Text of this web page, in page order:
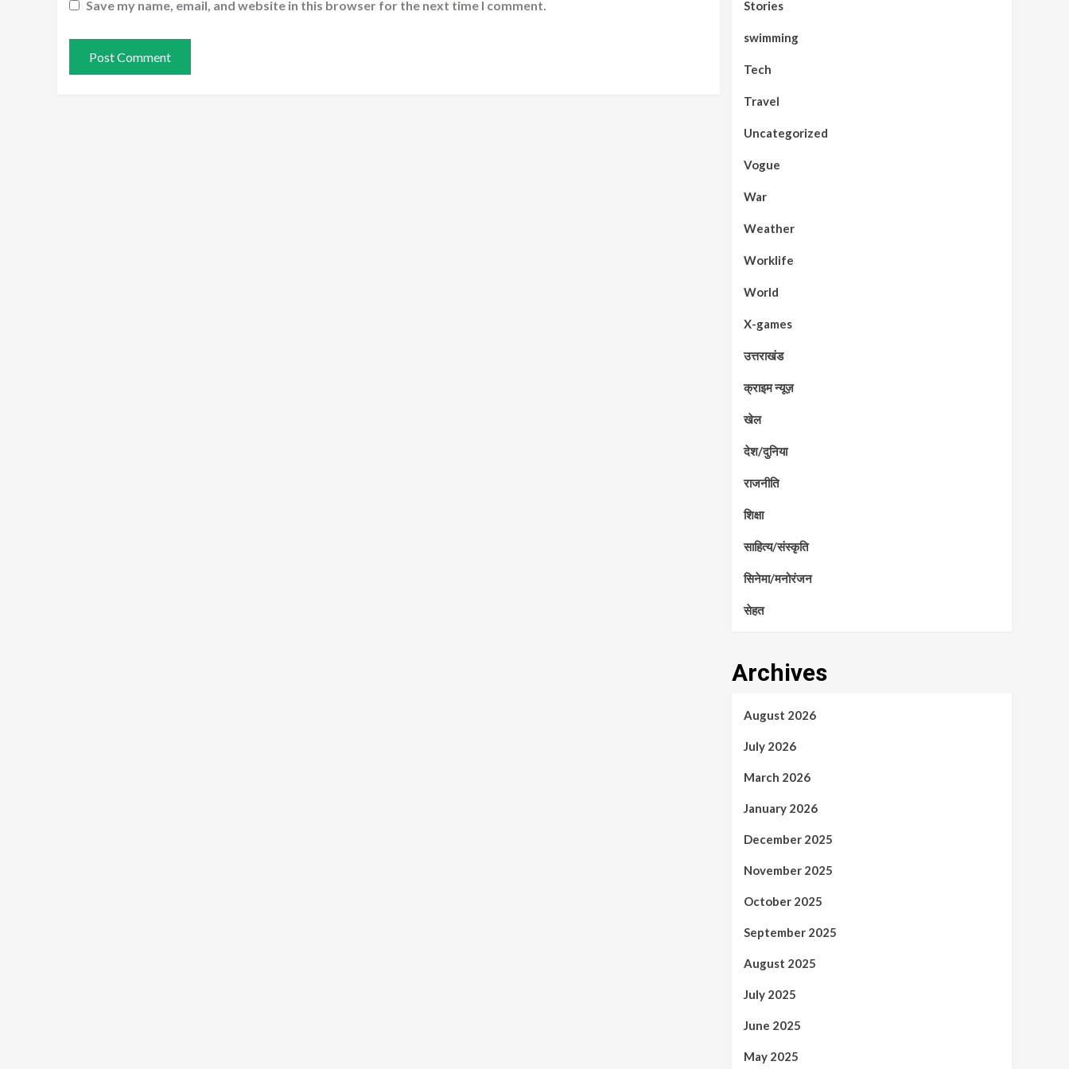
Save my name, email, and website in this browser for the next time I comment. Stories
swimming
Tech
Travel
Uncategorized
Vogue
War
Weather
Worklife
World
X-games
उत्तराखंड
क्राइम न्यूज़
खेल
देश/दुनिया
राजनीति
शिक्षा
साहित्य/संस्कृति
सिनेमा/मनोरंजन
सेहत
Archives
August 2026
July 2026
March 2026
January 2026
December 2025
November 2025
October 2025
September 2025
August 2025
July 2025
June 2025
May 2025